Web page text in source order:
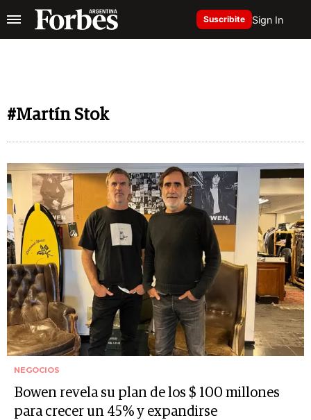
Suscribite Sign In
#Martín Stok
NEGOCIOS
Bowen revela su plan de los $ 100 millones
para crecer un 45% y expandirse